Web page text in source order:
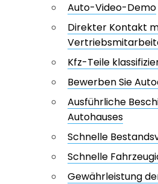
Auto-Video-Demo
Direkter Kontakt
Kfz-Teile
Bewerben Sie
Ausführliche
Autohauses
Schnelle
Schnelle
Gewährleistung